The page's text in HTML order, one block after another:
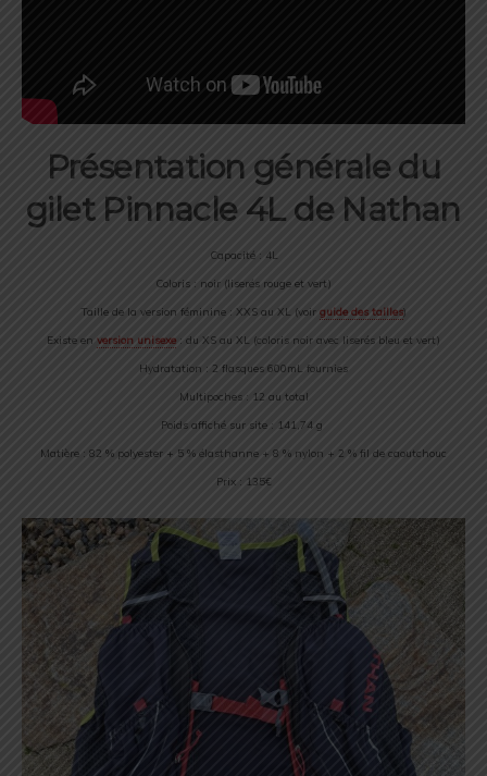
Présentation générale du
gilet Pinnacle 4L de Nathan
Capacité : 4L
Coloris : noir (liserés rouge et vert)
Taille de la version féminine : XXS au XL (voir guide des tailles)
Existe en version unisexe: du XS au XL (coloris noir avec liserés bleu et vert)
Hydratation : 2 flasques 600mL fournies
Multipoches : 12 au total
Poids affiché sur site : 141,74 g
Matière : 82 % polyester + 5 % élasthanne + 8 % nylon + 2 % fil de caoutchouc
Prix : 135€